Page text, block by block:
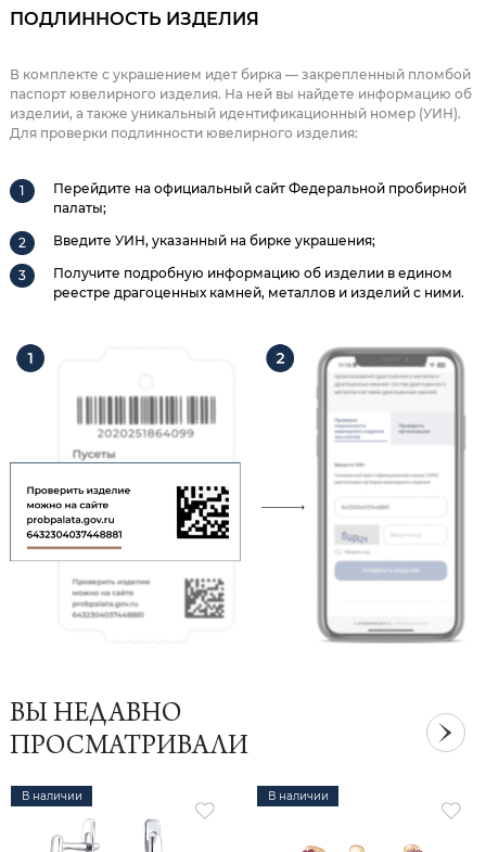
ПОДЛИННОСТЬ ИЗДЕЛИЯ
В комплекте с украшением идет бирка — закрепленный пломбой
паспорт ювелирного изделия. На ней вы найдете информацию об
изделии, а также уникальный идентификационный номер (УИН).
Для проверки подлинности ювелирного изделия:
Перейдите на официальный сайт Федеральной пробирной
палаты;
Введите УИН, указанный на бирке украшения;
Получите подробную информацию об изделии в едином
реестре драгоценных камней, металлов и изделий с ними.
ВЫ НЕДАВНО
ПРОСМАТРИВАЛИ
В наличии В наличии